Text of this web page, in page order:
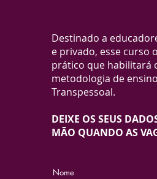
Destinado a
e privado, esse
prático que habilitará
metodologia de
Transpessoal.
DEIXE OS SEUS
MÃO QUANDO AS
Nome